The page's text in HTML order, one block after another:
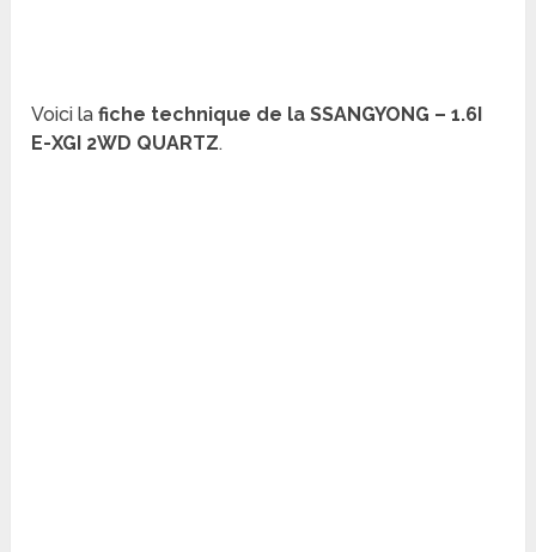
Voici la fiche technique de la SSANGYONG – 1.6I
E-XGI 2WD QUARTZ.